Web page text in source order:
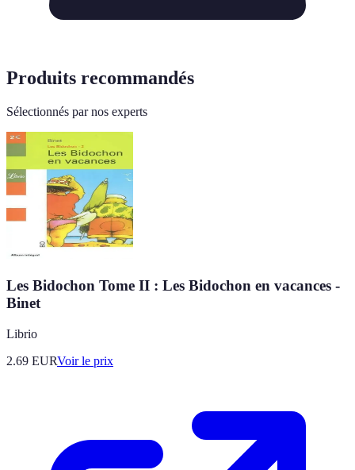
Produits recommandés
Sélectionnés par nos experts
Les Bidochon Tome II : Les Bidochon en vacances -
Binet
Librio
2.69 EURVoir le prix